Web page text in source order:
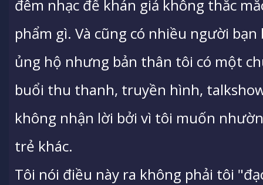
đêm nhạc để khán giả không thắc
phẩm gì. Và cũng có nhiều người
ủng hộ nhưng bản thân tôi có một
buổi thu thanh, truyền hình,
không nhận lời bởi vì tôi muốn
trẻ khác.
Tôi nói điều này ra không phải tôi